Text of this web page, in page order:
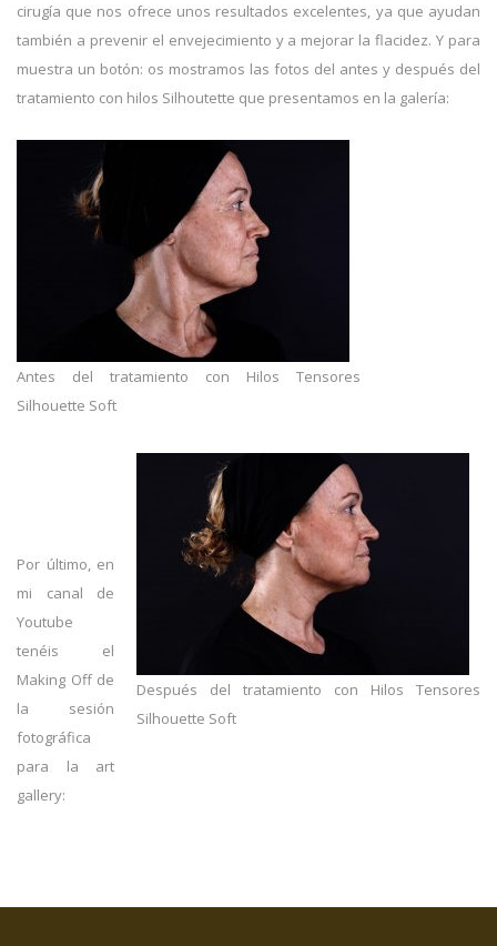
cirugía que nos ofrece unos resultados excelentes, ya que ayudan
también a prevenir el envejecimiento y a mejorar la flacidez. Y para
muestra un botón: os mostramos las fotos del antes y después del
tratamiento con hilos Silhoutette que presentamos en la galería:
Antes del tratamiento con Hilos Tensores
Silhouette Soft
Después del tratamiento con Hilos Tensores
Silhouette Soft
Por último, en
mi canal de
Youtube
tenéis el
Making Off de
la sesión
fotográfica
para la art
gallery: